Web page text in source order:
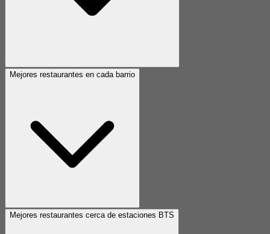
Mejores restaurantes en cada barrio
Mejores restaurantes cerca de estaciones BTS